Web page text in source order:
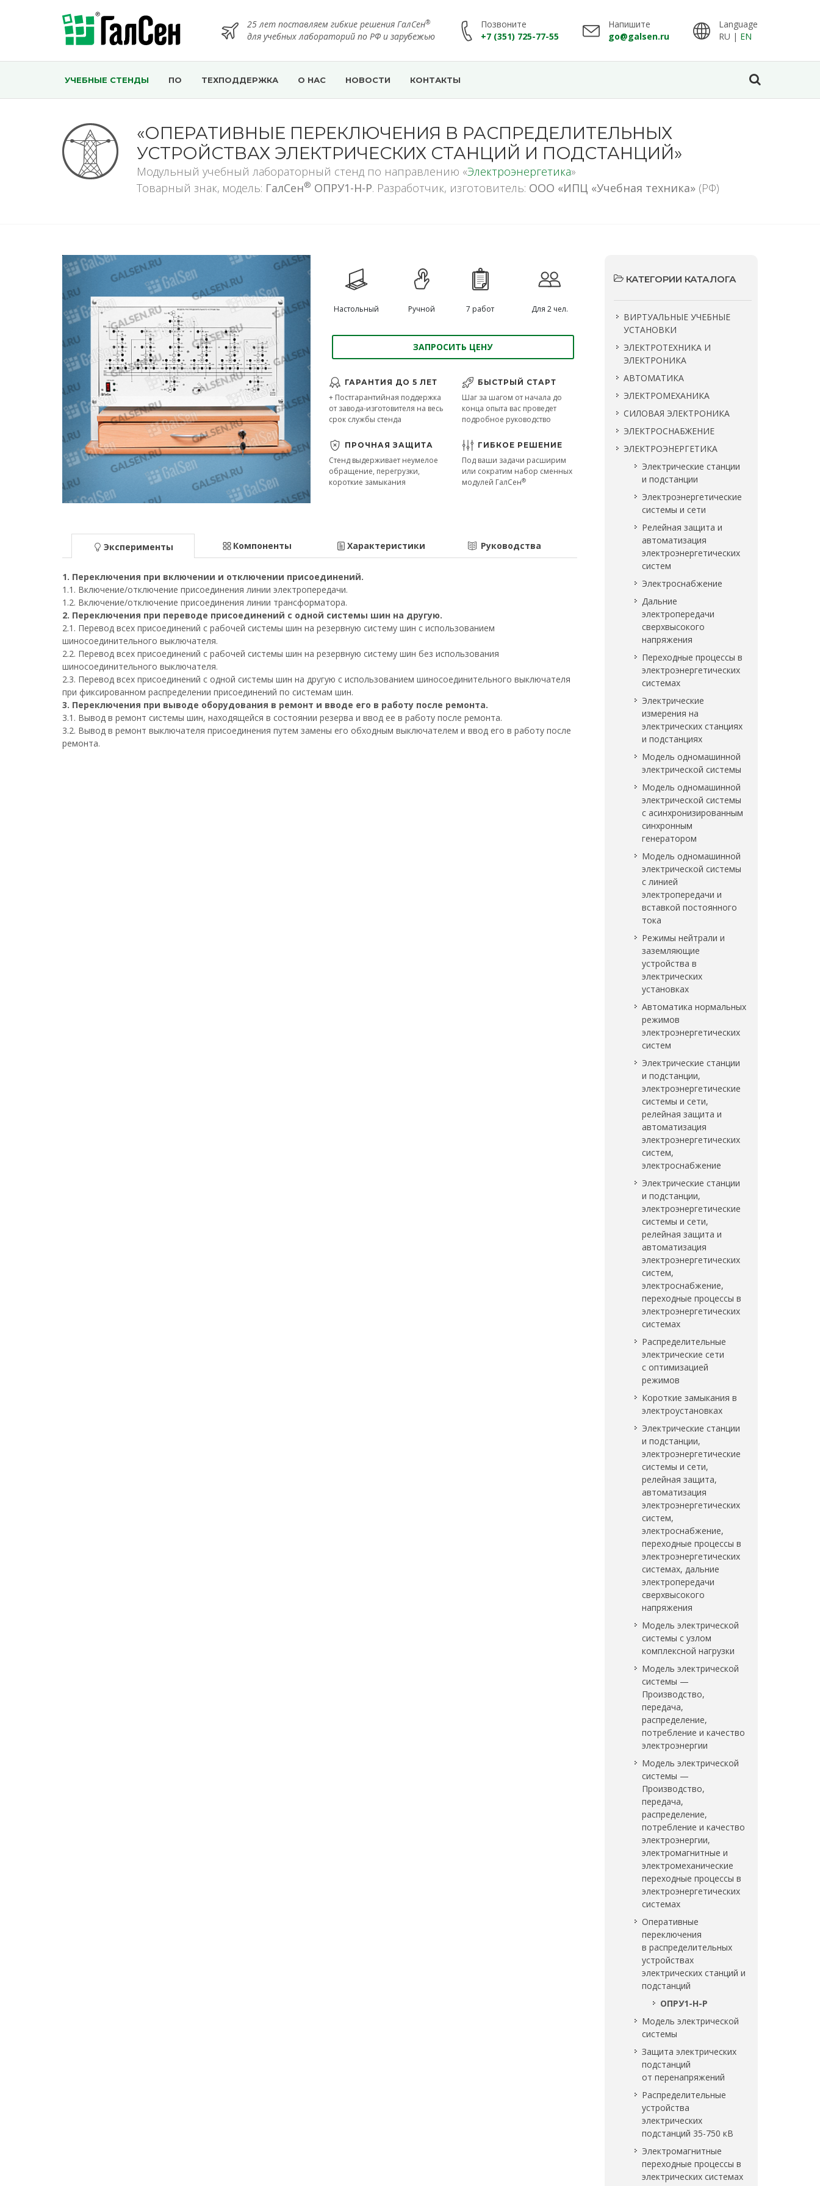
25 лет поставляем гибкие решения ГалСен®
для учебных лабораторий по РФ и зарубежью
Позвоните
+7 (351) 725-77-55
Напишите
go@galsen.ru
Language
RU | EN
УЧЕБНЫЕ СТЕНДЫ ПО ТЕХПОДДЕРЖКА О НАС НОВОСТИ КОНТАКТЫ
«ОПЕРАТИВНЫЕ ПЕРЕКЛЮЧЕНИЯ В РАСПРЕДЕЛИТЕЛЬНЫХ
УСТРОЙСТВАХ ЭЛЕКТРИЧЕСКИХ СТАНЦИЙ И ПОДСТАНЦИЙ»
Модульный учебный лабораторный стенд по направлению «Электроэнергетика»
Товарный знак, модель: ГалСен® ОПРУ1-Н-Р. Разработчик, изготовитель: ООО «ИПЦ «Учебная техника» (РФ)
Настольный Ручной 7 работ Для 2 чел.
ЗАПРОСИТЬ ЦЕНУ
ГАРАНТИЯ ДО 5 ЛЕТ
+ Постгарантийная поддержка
от завода-изготовителя на весь
срок службы стенда
ПРОЧНАЯ ЗАЩИТА
Стенд выдерживает неумелое
обращение, перегрузки,
короткие замыкания
БЫСТРЫЙ СТАРТ
Шаг за шагом от начала до
конца опыта вас проведет
подробное руководство
ГИБКОЕ РЕШЕНИЕ
Под ваши задачи расширим
или сократим набор сменных
модулей ГалСен®
Эксперименты Компоненты Характеристики Руководства
1. Переключения при включении и отключении присоединений.
1.1. Включение/отключение присоединения линии электропередачи.
1.2. Включение/отключение присоединения линии трансформатора.
2. Переключения при переводе присоединений с одной системы шин на другую.
2.1. Перевод всех присоединений с рабочей системы шин на резервную систему шин с использованием
шиносоединительного выключателя.
2.2. Перевод всех присоединений с рабочей системы шин на резервную систему шин без использования
шиносоединительного выключателя.
2.3. Перевод всех присоединений с одной системы шин на другую с использованием шиносоединительного выключателя
при фиксированном распределении присоединений по системам шин.
3. Переключения при выводе оборудования в ремонт и вводе его в работу после ремонта.
3.1. Вывод в ремонт системы шин, находящейся в состоянии резерва и ввод ее в работу после ремонта.
3.2. Вывод в ремонт выключателя присоединения путем замены его обходным выключателем и ввод его в работу после
ремонта.
КАТЕГОРИИ КАТАЛОГА
ВИРТУАЛЬНЫЕ УЧЕБНЫЕ
УСТАНОВКИ
ЭЛЕКТРОТЕХНИКА И
ЭЛЕКТРОНИКА
АВТОМАТИКА
ЭЛЕКТРОМЕХАНИКА
СИЛОВАЯ ЭЛЕКТРОНИКА
ЭЛЕКТРОСНАБЖЕНИЕ
ЭЛЕКТРОЭНЕРГЕТИКА
Электрические станции
и подстанции
Электроэнергетические
системы и сети
Релейная защита и
автоматизация
электроэнергетических
систем
Электроснабжение
Дальние
электропередачи
сверхвысокого
напряжения
Переходные процессы в
электроэнергетических
системах
Электрические
измерения на
электрических станциях
и подстанциях
Модель одномашинной
электрической системы
Модель одномашинной
электрической системы
с асинхронизированным
синхронным
генератором
Модель одномашинной
электрической системы
с линией
электропередачи и
вставкой постоянного
тока
Режимы нейтрали и
заземляющие
устройства в
электрических
установках
Автоматика нормальных
режимов
электроэнергетических
систем
Электрические станции
и подстанции,
электроэнергетические
системы и сети,
релейная защита и
автоматизация
электроэнергетических
систем,
электроснабжение
Электрические станции
и подстанции,
электроэнергетические
системы и сети,
релейная защита и
автоматизация
электроэнергетических
систем,
электроснабжение,
переходные процессы в
электроэнергетических
системах
Распределительные
электрические сети
с оптимизацией
режимов
Короткие замыкания в
электроустановках
Электрические станции
и подстанции,
электроэнергетические
системы и сети,
релейная защита,
автоматизация
электроэнергетических
систем,
электроснабжение,
переходные процессы в
электроэнергетических
системах, дальние
электропередачи
сверхвысокого
напряжения
Модель электрической
системы с узлом
комплексной нагрузки
Модель электрической
системы —
Производство,
передача,
распределение,
потребление и качество
электроэнергии
Модель электрической
системы —
Производство,
передача,
распределение,
потребление и качество
электроэнергии,
электромагнитные и
электромеханические
переходные процессы в
электроэнергетических
системах
Оперативные
переключения
в распределительных
устройствах
электрических станций и
подстанций
ОПРУ1-Н-Р
Модель электрической
системы
Защита электрических
подстанций
от перенапряжений
Распределительные
устройства
электрических
подстанций 35-750 кВ
Электромагнитные
переходные процессы в
электрических системах